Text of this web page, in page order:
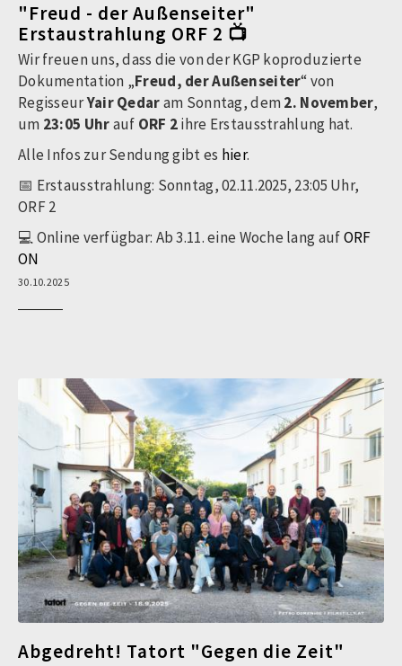
"Freud - der Außenseiter"
Erstaustrahlung ORF 2 📺
Wir freuen uns, dass die von der KGP koproduzierte
Dokumentation „Freud, der Außenseiter“ von
RegisseurYair Qedaram Sonntag, dem2. November,
um 23:05 Uhrauf ORF 2ihre Erstausstrahlung hat.
Alle Infos zur Sendung gibt es hier.
📅 Erstausstrahlung: Sonntag, 02.11.2025, 23:05 Uhr,
ORF 2
💻 Online verfügbar: Ab 3.11. eine Woche lang aufORF
ON
30.10.2025
Abgedreht! Tatort "Gegen die Zeit"